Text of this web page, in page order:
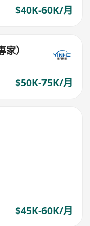
$40K-60K/月
）
$50K-75K/月
$45K-60K/月